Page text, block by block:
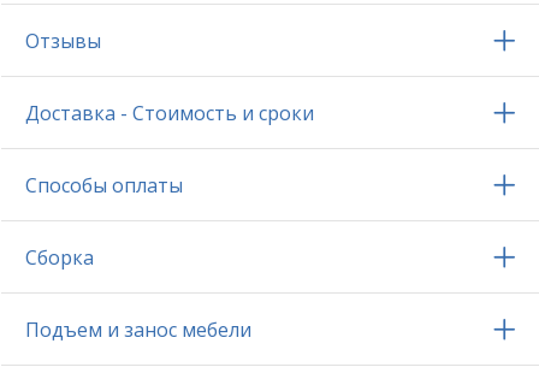
Отзывы
Доставка - Стоимость и сроки
Способы оплаты
Сборка
Подъем и занос мебели